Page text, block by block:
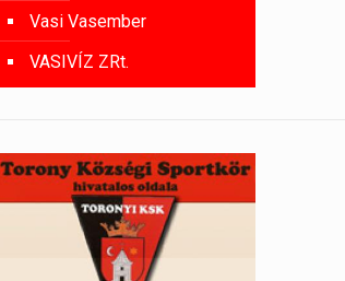
Vasi Vasember
VASIVÍZ ZRt.